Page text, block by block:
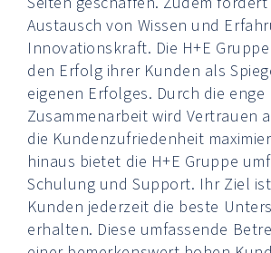
Austausch von Wissen und
Innovationskraft. Die H+E
den Erfolg ihrer Kunden als
eigenen Erfolges. Durch die enge
Zusammenarbeit wird Vertrauen
die Kundenzufriedenheit
hinaus bietet die H+E Gruppe
Schulung und Support. Ihr Ziel
Kunden jederzeit die beste
erhalten. Diese umfassende